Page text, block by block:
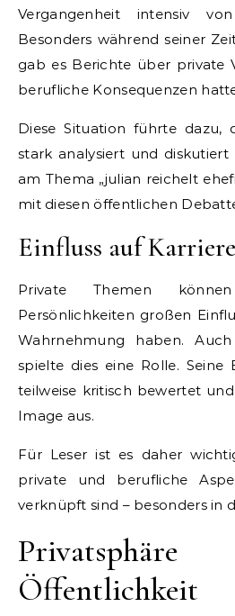
Vergangenheit intensiv
Besonders während seiner
gab es Berichte über private
berufliche Konsequenzen
Diese Situation führte dazu,
stark analysiert und diskutiert
am Thema „julian reichelt
mit diesen öffentlichen
Einfluss auf
Private Themen
Persönlichkeiten großen
Wahrnehmung haben.
spielte dies eine Rolle. Seine
teilweise kritisch bewertet
Image aus.
Für Leser ist es daher
private und berufliche
verknüpft sind – besonders in
Öffentlichkeit